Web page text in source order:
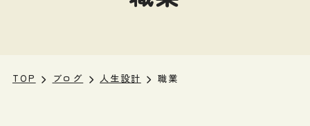
TOP ブログ 人生設計 職業